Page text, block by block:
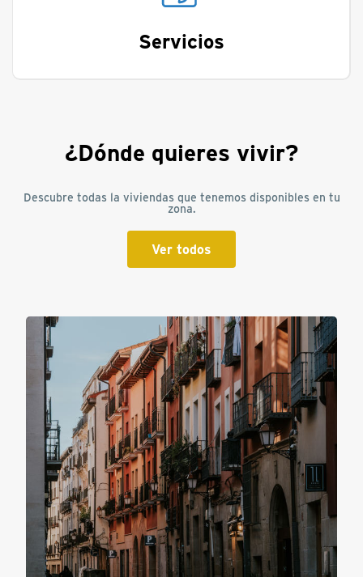
Servicios
¿Dónde quieres vivir?
Descubre todas la viviendas que tenemos disponibles en tu
zona.
Ver todos